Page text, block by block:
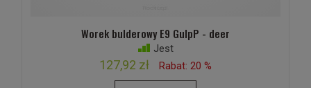
Worek bulderowy E9 GulpP - deer
Jest
127,92 zł Rabat: 20 %